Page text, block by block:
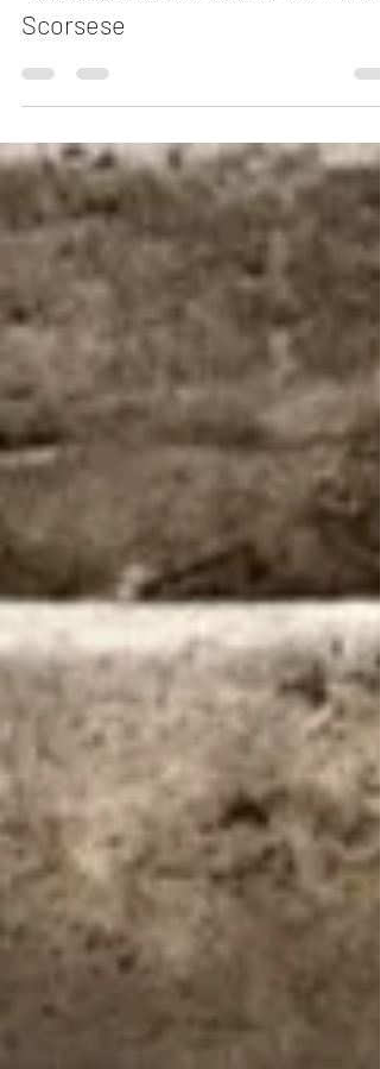
22 oct 2023
"Los asesinos de la luna" de Martin
Scorsese